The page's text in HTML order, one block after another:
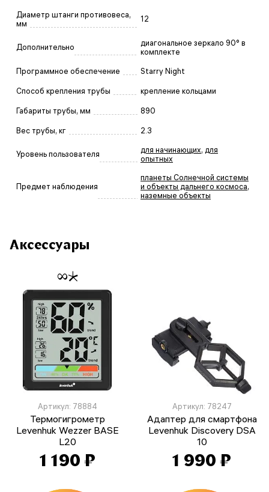
Диаметр штанги противовеса,
мм
12
Дополнительно
диагональное зеркало 90° в
комплекте
Программное обеспечение Starry Night
Способ крепления трубы крепление кольцами
Габариты трубы, мм 890
Вес трубы, кг 2.3
Уровень пользователя для начинающих, для
опытных
Предмет наблюдения
планеты Солнечной системы
и объекты дальнего космоса,
наземные объекты
Аксессуары
Артикул: 78884
Термогигрометр
Levenhuk Wezzer BASE
L20
1 190 ₽
Артикул: 78247
Адаптер для смартфона
Levenhuk Discovery DSA
10
1 990 ₽